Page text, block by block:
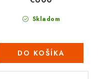
Skladom
DO KOŠÍKA